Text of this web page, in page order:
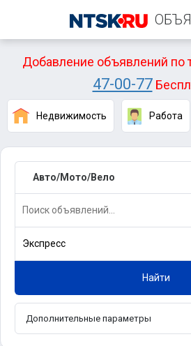
Добавление объявлений по
47-00-77
Недвижимость Работа
Авто/Мото/Вело
Экспресс
Найти
Дополнительные параметры